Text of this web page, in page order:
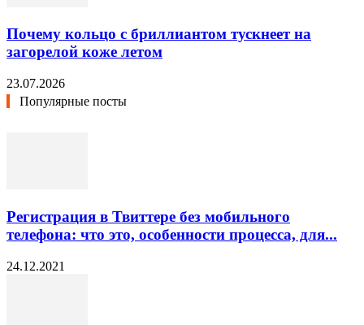
Почему кольцо с бриллиантом тускнеет на
загорелой коже летом
23.07.2026
Популярные посты
Регистрация в Твиттере без мобильного
телефона: что это, особенности процесса, для...
24.12.2021